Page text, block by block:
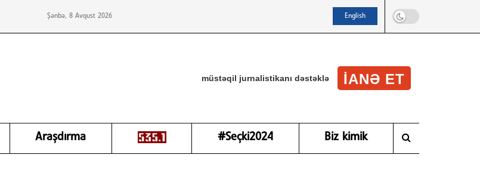
Şənbə, 8 Avqust 2026 English
müstəqil jurnalistikanı dəstəklə IANƏ ET
Araşdırma #Seçki2024 Biz kimik